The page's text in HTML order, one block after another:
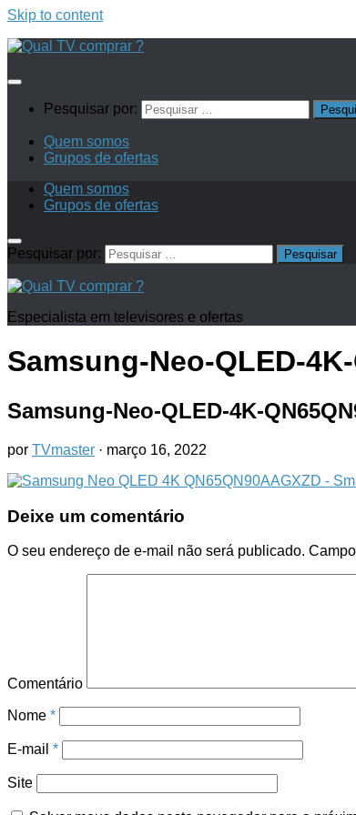
Skip to content
Pesquisar por:
Quem somos
Grupos de ofertas
Quem somos
Grupos de ofertas
Pesquisar por:
Especialista em televisores e ofertas
Samsung-Neo-QLED-
Samsung-Neo-QLED-4K-
por TVmaster · março 16, 2022
Deixe um comentário
O seu endereço de e-mail não será publicado.
Comentário
Nome *
E-mail *
Site